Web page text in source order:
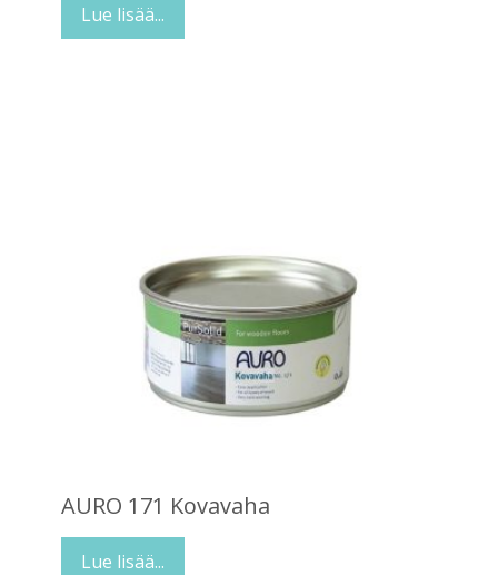
Lue lisää...
AURO 171 Kovavaha
Lue lisää...